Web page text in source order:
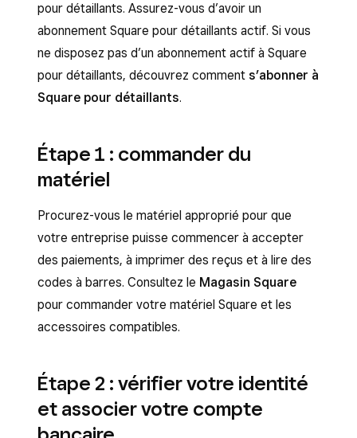
pour détaillants. Assurez-vous d’avoir un
abonnement Square pour détaillants actif. Si vous
ne disposez pas d’un abonnement actif à Square
pour détaillants, découvrez comment s’abonner à
Square pour détaillants.
Étape 1 : commander du
matériel
Procurez-vous le matériel approprié pour que
votre entreprise puisse commencer à accepter
des paiements, à imprimer des reçus et à lire des
codes à barres. Consultez le Magasin Square
pour commander votre matériel Square et les
accessoires compatibles.
Étape 2 : vérifier votre identité
et associer votre compte